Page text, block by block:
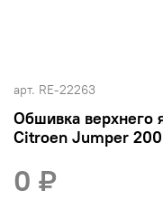
арт. RE-22263
Обшивка верхнего
Citroen Jumper
0 ₽